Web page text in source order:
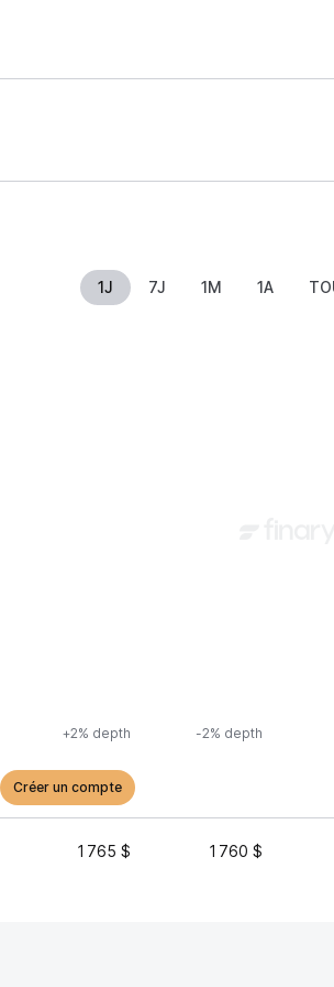
1J 7J 1M 1A
+2% depth -2% depth
Créer un compte
1 765 $ 1 760 $